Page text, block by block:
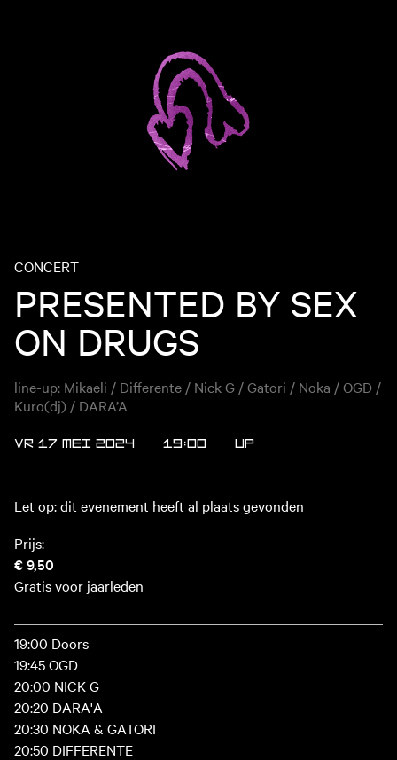
CONCERT
PRESENTED BY SEX
ON DRUGS
line-up: Mikaeli / Differente / Nick G / Gatori / Noka / OGD /
Kuro(dj) / DARA’A
VR 17 MEI 2024 19:00 UP
Let op: dit evenement heeft al plaats gevonden
Prijs:
€ 9,50
Gratis voor jaarleden
19:00 Doors
19:45 OGD
20:00 NICK G
20:20 DARA'A
20:30 NOKA & GATORI
20:50 DIFFERENTE